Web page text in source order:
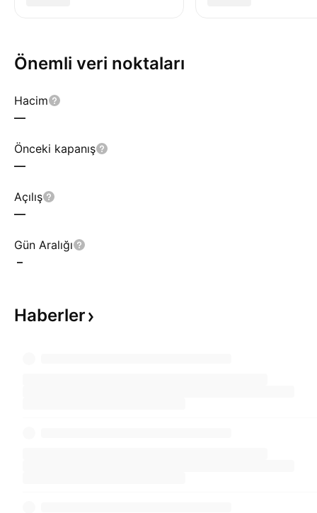
Önemli veri noktaları
Hacim
—
Önceki kapanış
—
Açılış
—
Gün Aralığı
–
Haberler